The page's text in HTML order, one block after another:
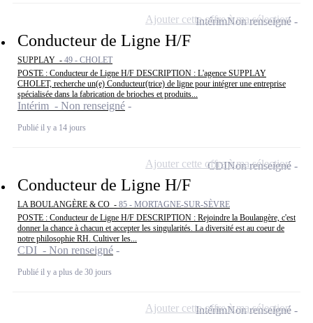
Conducteur de Ligne H/F
SUPPLAY - 49 - CHOLET
POSTE : Conducteur de Ligne H/F DESCRIPTION : L'agence SUPPLAY
CHOLET, recherche un(e) Conducteur(trice) de ligne pour intégrer une entreprise
spécialisée dans la fabrication de brioches et produits...
Intérim - Non renseigné
Publié il y a 14 jours
IntérimNon renseigné
Ajouter cette offre à ma sélection
Conducteur de Ligne H/F
LA BOULANGÈRE & CO - 85 - MORTAGNE-SUR-SÈVRE
POSTE : Conducteur de Ligne H/F DESCRIPTION : Rejoindre la Boulangère, c'est
donner la chance à chacun et accepter les singularités. La diversité est au coeur de
notre philosophie RH. Cultiver les...
CDI - Non renseigné
Publié il y a plus de 30 jours
CDINon renseigné
Ajouter cette offre à ma sélection
IntérimNon renseigné
Ajouter cette offre à ma sélection